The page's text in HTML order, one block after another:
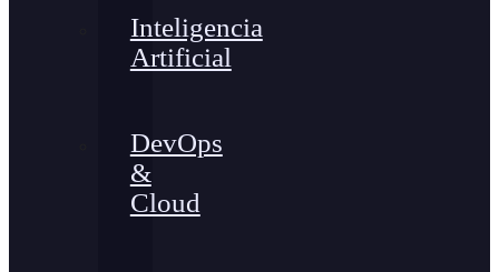
Inteligencia
Artificial
DevOps
&
Cloud